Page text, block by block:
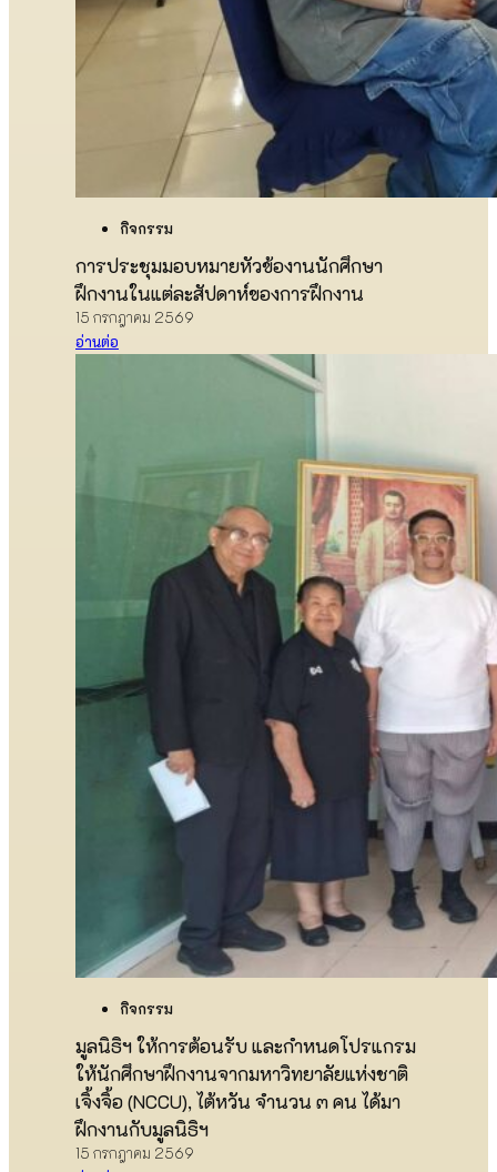
กิจกรรม
การประชุมมอบหมายหัวข้องานนักศึกษา
ฝึกงานในแต่ละสัปดาห์ของการฝึกงาน
15 กรกฎาคม 2569
อ่านต่อ
กิจกรรม
มูลนิธิฯ ให้การต้อนรับ และกำหนดโปรแกรม
ให้นักศึกษาฝึกงานจากมหาวิทยาลัยแห่งชาติ
เจิ้งจิ้อ (NCCU), ไต้หวัน จำนวน ๓ คน ได้มา
ฝึกงานกับมูลนิธิฯ
15 กรกฎาคม 2569